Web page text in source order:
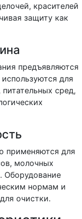
красителей
защиту как
предъявляются
для
сред,
применяются для
молочных
Оборудование
нормам и
очистки.